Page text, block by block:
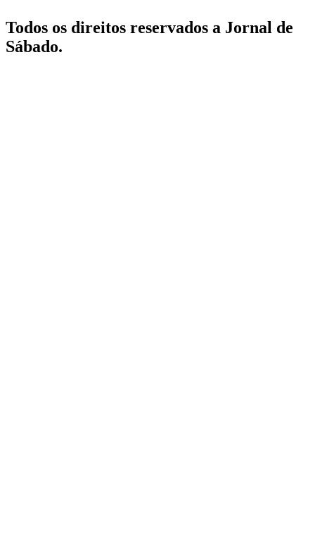
Todos os direitos reservados a Jornal de
Sábado.